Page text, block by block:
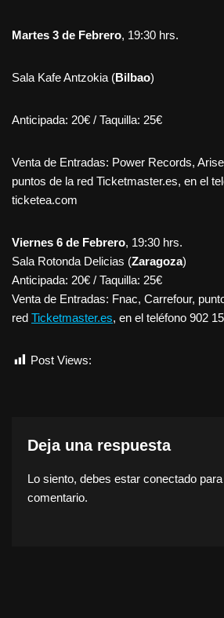
Martes 3 de Febrero, 19:30 hrs.
Sala Kafe Antzokia (Bilbao)
Anticipada: 20€ / Taquilla: 25€
Venta de Entradas: Power Records,
puntos de la red Ticketmaster.es, en el
ticketea.com
Viernes 6 de Febrero, 19:30 hrs.
Sala Rotonda Delicias (Zaragoza)
Anticipada: 20€ / Taquilla: 25€
Venta de Entradas: Fnac, Carrefour,
red Ticketmaster.es, en el teléfono 902
Post Views:
Deja una respuesta
Lo siento, debes estar conectado
comentario.